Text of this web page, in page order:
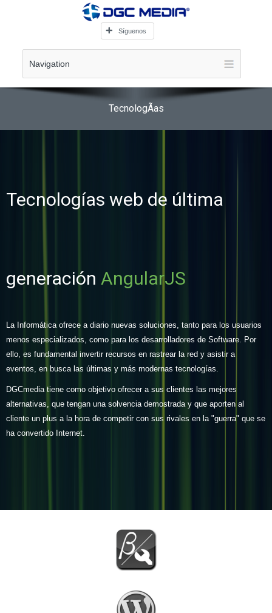
Síguenos
Navigation
TecnologÃ­as
Tecnologías web de última
generación AngularJS
La Informática ofrece a diario nuevas soluciones, tanto para los usuarios
menos especializados, como para los desarrolladores de Software. Por
ello, es fundamental invertir recursos en rastrear la red y asistir a
eventos, en busca las últimas y más modernas tecnologías.
DGCmedia tiene como objetivo ofrecer a sus clientes las mejores
alternativas, que tengan una solvencia demostrada y que aporten al
cliente un plus a la hora de competir con sus rivales en la "guerra" que se
ha convertido Internet.